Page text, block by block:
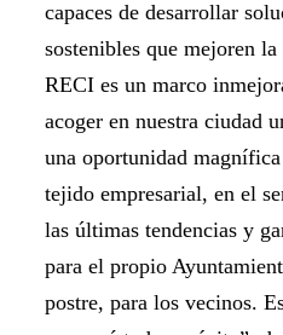
capaces de desarrollar
sostenibles que mejoren
RECI es un marco
acoger en nuestra ciudad
una oportunidad
tejido empresarial, en el
las últimas tendencias y
para el propio
postre, para los vecinos.